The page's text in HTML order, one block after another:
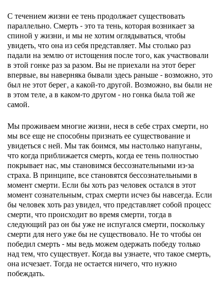
С течением жизни ее тень продолжает существовать
параллельно. Смерть - это та тень, которая возникает за
спиной у жизни, и мы не хотим оглядываться, чтобы
увидеть, что она из себя представляет. Мы столько раз
падали на землю от истощения после того, как участвовали
в этой гонке раз за разом. Вы не приехали на этот берег
впервые, вы наверняка бывали здесь раньше - возможно, это
был не этот берег, а какой-то другой. Возможно, вы были не
в этом теле, а в каком-то другом - но гонка была той же
самой.
Мы проживаем многие жизни, неся в себе страх смерти, но
мы все еще не способны признать ее существование и
увидеться с ней. Мы так боимся, мы настолько напуганы,
что когда приближается смерть, когда ее тень полностью
покрывает нас, мы становимся бессознательными из-за
страха. В принципе, все становятся бессознательными в
момент смерти. Если бы хоть раз человек остался в этот
момент сознательным, страх смерти исчез бы навсегда. Если
бы человек хоть раз увидел, что представляет собой процесс
смерти, что происходит во время смерти, тогда в
следующий раз он бы уже не испугался смерти, поскольку
смерти для него уже бы не существовало. Не то чтобы он
победил смерть - мы ведь можем одержать победу только
над тем, что существует. Когда вы узнаете, что такое смерть,
она исчезает. Тогда не остается ничего, что нужно
побеждать.